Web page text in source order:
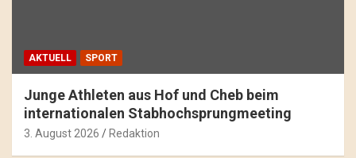
AKTUELL SPORT
Junge Athleten aus Hof und Cheb beim
internationalen Stabhochsprungmeeting
3. August 2026 Redaktion